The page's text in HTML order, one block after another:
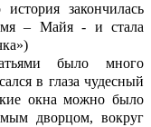
закончилась
– Майя - и стала
было много
в глаза чудесный
окна можно было
дворцом, вокруг